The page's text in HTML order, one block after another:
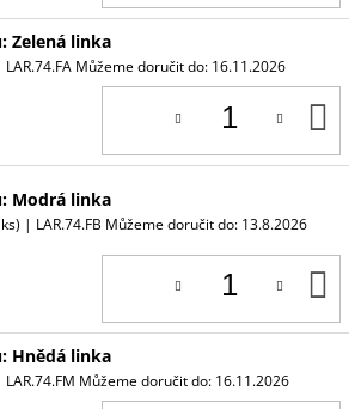
Zelená linka
LAR.74.FA Můžeme doručit do: 16.11.2026
Modrá linka
| LAR.74.FB Můžeme doručit do: 13.8.2026
Hnědá linka
LAR.74.FM Můžeme doručit do: 16.11.2026